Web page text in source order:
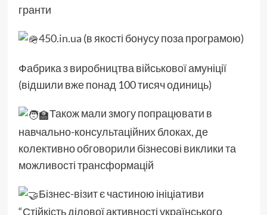
гранти
450.in.ua (в якості бонусу поза програмою)
Фабрика з виробництва військової амуніції
(відшили вже понад 100 тисяч одиниць)
Також мали змогу попрацювати в
навчально-консультаційних блоках, де
колективно обговорили бізнесові виклики та
можливості трансформацій
Бізнес-візит є частиною ініціативи
“Стійкість ділової активності українського